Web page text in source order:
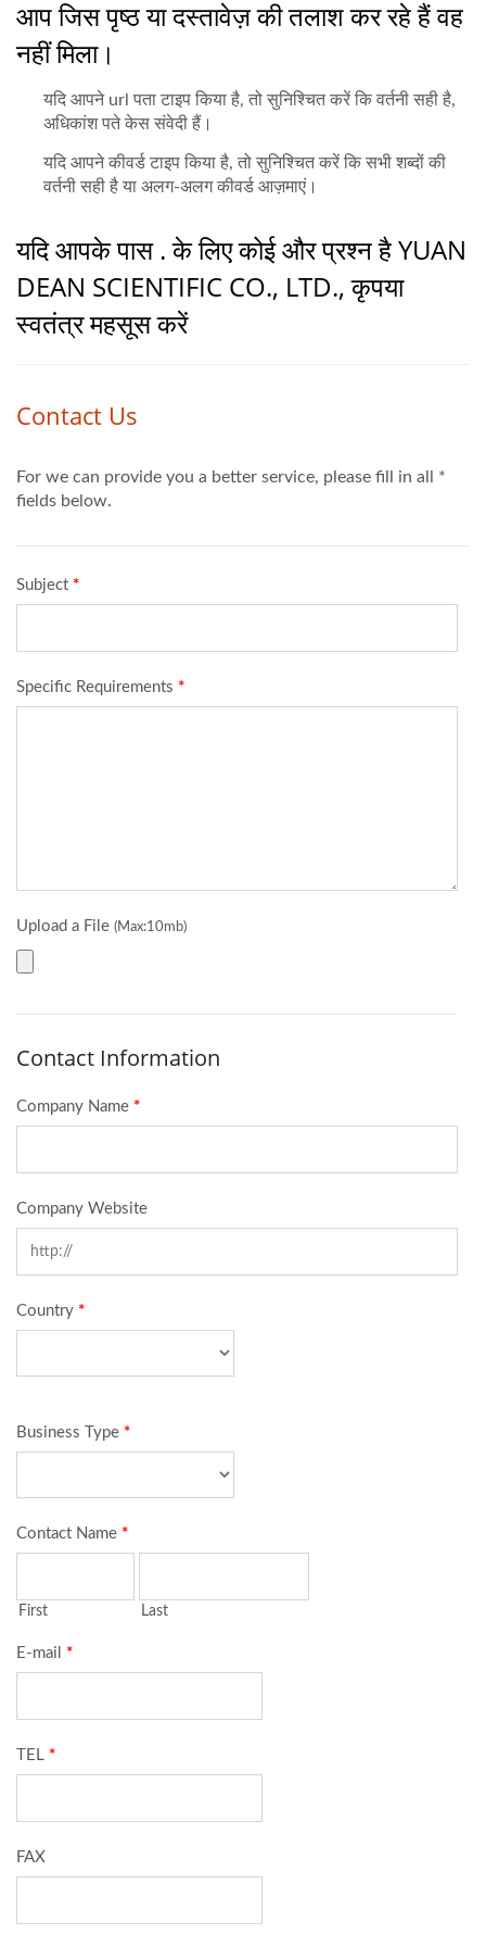
आप जिस पृष्ठ या दस्तावेज़ की तलाश कर रहे हैं वह
नहीं मिला।
यदि आपने url पता टाइप किया है, तो सुनिश्चित करें कि वर्तनी सही है,
अधिकांश पते केस संवेदी हैं।
यदि आपने कीवर्ड टाइप किया है, तो सुनिश्चित करें कि सभी शब्दों की
वर्तनी सही है या अलग-अलग कीवर्ड आज़माएं।
यदि आपके पास . के लिए कोई और प्रश्न है YUAN
DEAN SCIENTIFIC CO., LTD., कृपया
स्वतंत्र महसूस करें